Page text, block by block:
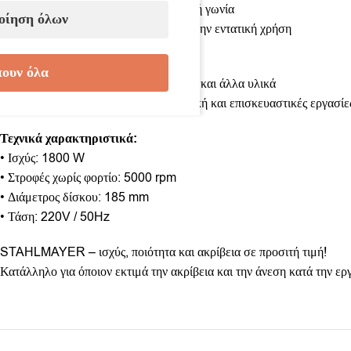
• Ακριβείς και ομαλές κοπές υπό ακριβή γωνία
• Υψηλή απόδοση και αξιοπιστία κατά την εντατική χρήση
Κατάλληλο για:
• Οριζόντιες και κάθετες κοπές σε ξύλο και άλλα υλικά
• Κατασκευαστικές εργασίες, ξυλουργική και επισκευαστικές
Τεχνικά χαρακτηριστικά:
• Ισχύς: 1800 W
• Στροφές χωρίς φορτίο: 5000 rpm
• Διάμετρος δίσκου: 185 mm
• Τάση: 220V / 50Hz
STAHLMAYER – ισχύς, ποιότητα και ακρίβεια σε προσιτή τιμή!
Κατάλληλο για όποιον εκτιμά την ακρίβεια και την άνεση κατά την
όλων
όλα